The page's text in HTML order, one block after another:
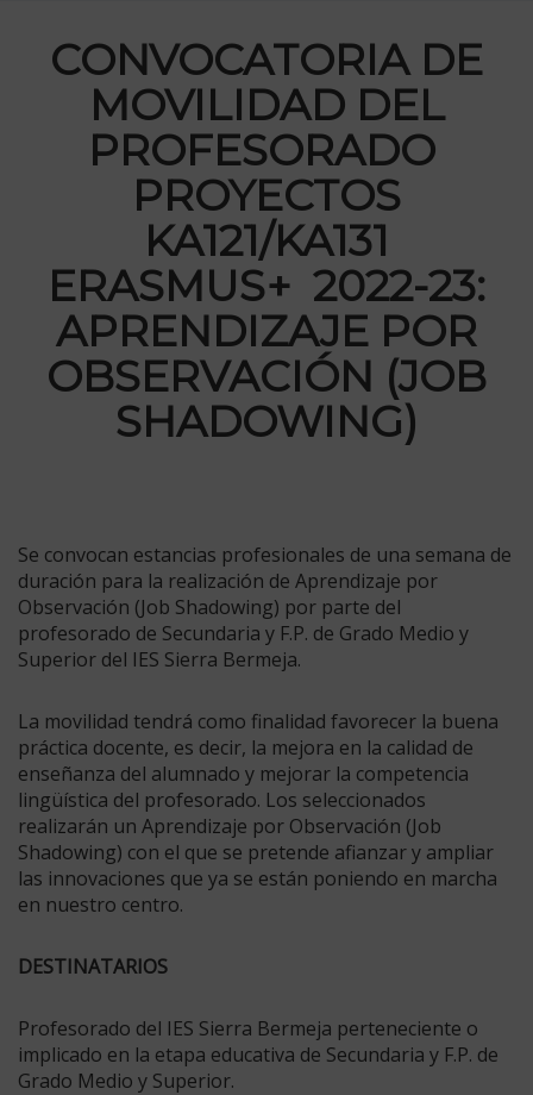
CONVOCATORIA DE
MOVILIDAD DEL
PROFESORADO
PROYECTOS
KA121/KA131
ERASMUS+ 2022-23:
APRENDIZAJE POR
OBSERVACIÓN (JOB
SHADOWING)
Se convocan estancias profesionales de una semana de
duración para la realización de Aprendizaje por
Observación (Job Shadowing) por parte del
profesorado de Secundaria y F.P. de Grado Medio y
Superior del IES Sierra Bermeja.
La movilidad tendrá como finalidad favorecer la buena
práctica docente, es decir, la mejora en la calidad de
enseñanza del alumnado y mejorar la competencia
lingüística del profesorado. Los seleccionados
realizarán un Aprendizaje por Observación (Job
Shadowing) con el que se pretende afianzar y ampliar
las innovaciones que ya se están poniendo en marcha
en nuestro centro.
DESTINATARIOS
Profesorado del IES Sierra Bermeja perteneciente o
implicado en la etapa educativa de Secundaria y F.P. de
Grado Medio y Superior.